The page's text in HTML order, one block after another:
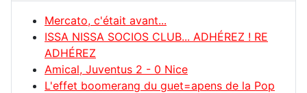
Mercato, c'était avant...
ISSA NISSA SOCIOS CLUB... ADHÉREZ ! RE
ADHÉREZ
Amical, Juventus 2 - 0 Nice
L'effet boomerang du guet=apens de la Pop